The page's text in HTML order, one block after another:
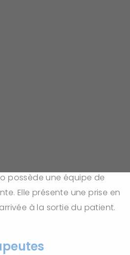
possède une équipe de
Elle présente une prise en
à la sortie du patient.